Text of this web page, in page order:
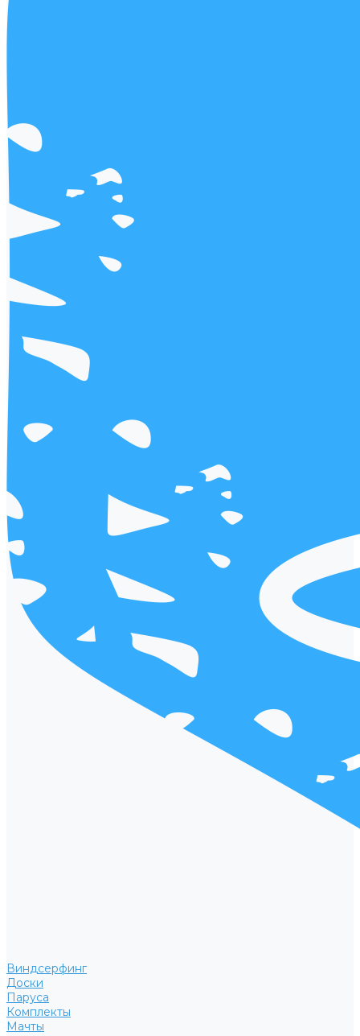
Виндсерфинг
Доски
Паруса
Комплекты
Мачты